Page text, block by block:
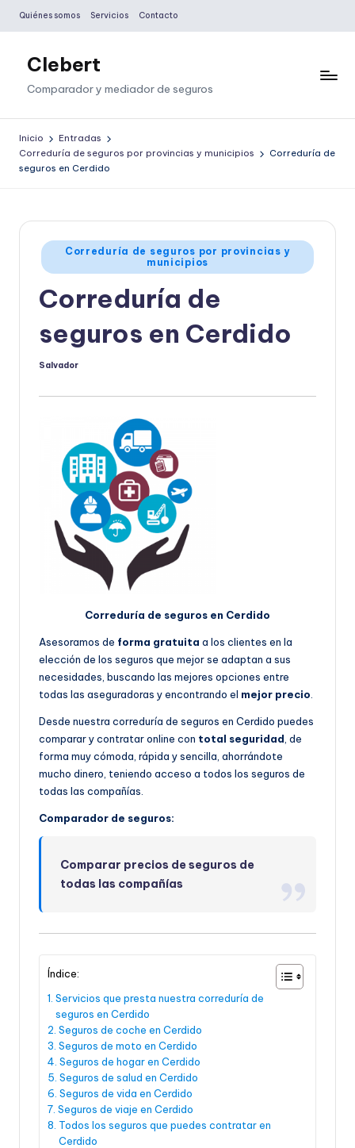
Saltar
contenido
Quiénes somos Servicios Contacto
Clebert
Comparador y mediador de seguros
Inicio
Entradas
Correduría de seguros por provincias y municipios
Correduría de
seguros en Cerdido
Publicado
en
Correduría de seguros por provincias y
municipios
Correduría de
seguros en Cerdido
Publicado
Salvador
Correduría de seguros en Cerdido
Asesoramos de forma gratuita a los clientes en la
elección de los seguros que mejor se adaptan a sus
necesidades, buscando las mejores opciones entre
todas las aseguradoras y encontrando el mejor precio.
Desde nuestra correduría de seguros en Cerdido puedes
comparar y contratar online con total seguridad, de
forma muy cómoda, rápida y sencilla, ahorrándote
mucho dinero, teniendo acceso a todos los seguros de
todas las compañías.
Comparador de seguros:
Comparar precios de seguros de
todas las compañías
Índice:
Servicios que presta nuestra correduría de
seguros en Cerdido
Seguros de coche en Cerdido
Seguros de moto en Cerdido
Seguros de hogar en Cerdido
Seguros de salud en Cerdido
Seguros de vida en Cerdido
Seguros de viaje en Cerdido
Todos los seguros que puedes contratar en
Cerdido